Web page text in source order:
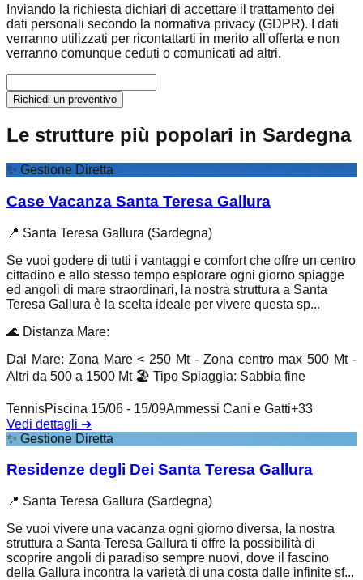
Inviando la richiesta dichiari di accettare il trattamento dei
dati personali secondo la normativa privacy (GDPR). I dati
verranno utilizzati per ricontattarti in merito all'offerta e non
verranno comunque ceduti o comunicati ad altri.
Richiedi un preventivo
Le strutture più popolari in Sardegna
✨ Gestione Diretta
Case Vacanza Santa Teresa Gallura
📍 Santa Teresa Gallura (Sardegna)
Se vuoi godere di tutti i vantaggi e comfort che offre un centro
cittadino e allo stesso tempo esplorare ogni giorno spiagge
ed angoli di mare straordinari, la nostra struttura a Santa
Teresa Gallura è la scelta ideale per vivere questa sp...
🌊 Distanza Mare:
Dal Mare: Zona Mare < 250 Mt - Zona centro max 500 Mt -
Altri da 500 a 1500 Mt 🏖️ Tipo Spiaggia: Sabbia fine
TennisPiscina 15/06 - 15/09Ammessi Cani e Gatti+33
Vedi dettagli ➔
✨ Gestione Diretta
Residenze degli Dei Santa Teresa Gallura
📍 Santa Teresa Gallura (Sardegna)
Se vuoi vivere una vacanza ogni giorno diversa, la nostra
struttura a Santa Teresa Gallura ti offre la possibilità di
scoprire angoli di paradiso sempre nuovi, dove il fascino
della Gallura incontra la varietà di una costa dalle infinite sf...